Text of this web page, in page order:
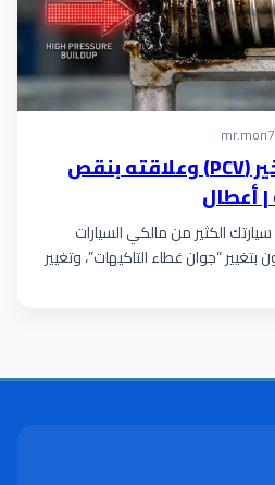
أعراض تلف بلف التبخير (PCV) وعلاقته بنقص
أعطال
الكثير من مالكي السيارات
“جوان غطاء التاكيهات”، وتغيير